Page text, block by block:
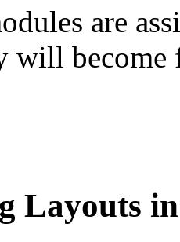
are
will
Layouts